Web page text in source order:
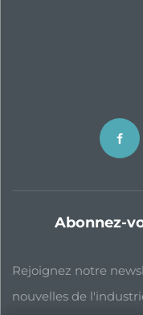
Abonnez-
Rejoignez notre
nouvelles de